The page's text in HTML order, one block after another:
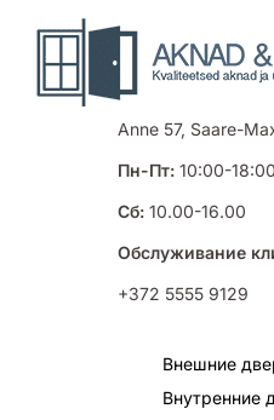
Anne 57, Saare-
Пн-Пт:10:00-18:00
Сб:10.00-16.00
Обслуживание
+372 5555 9129
Внешние
Внутренние